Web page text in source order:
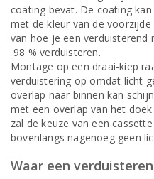
coating bevat. De coating
met de kleur van de
van hoe je een
98 % verduisteren.
Montage op een draai-kiep
verduistering op omdat licht
overlap naar binnen kan
met een overlap van het
zal de keuze van een
bovenlangs nagenoeg geen
Waar een